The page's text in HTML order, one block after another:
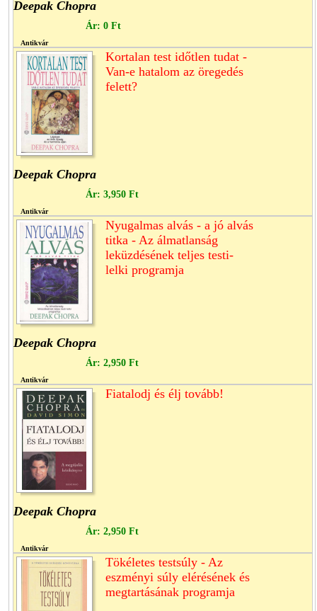
Deepak Chopra
Ár: 0 Ft
Antikvár
Kortalan test időtlen tudat -
Van-e hatalom az öregedés
felett?
Deepak Chopra
Ár: 3,950 Ft
Antikvár
Nyugalmas alvás - a jó alvás
titka - Az álmatlanság
leküzdésének teljes testi-
lelki programja
Deepak Chopra
Ár: 2,950 Ft
Antikvár
Fiatalodj és élj tovább!
Deepak Chopra
Ár: 2,950 Ft
Antikvár
Tökéletes testsúly - Az
eszményi súly elérésének és
megtartásának programja